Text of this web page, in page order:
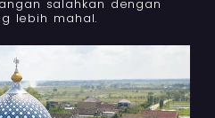
salahkan dengan
lebih mahal.